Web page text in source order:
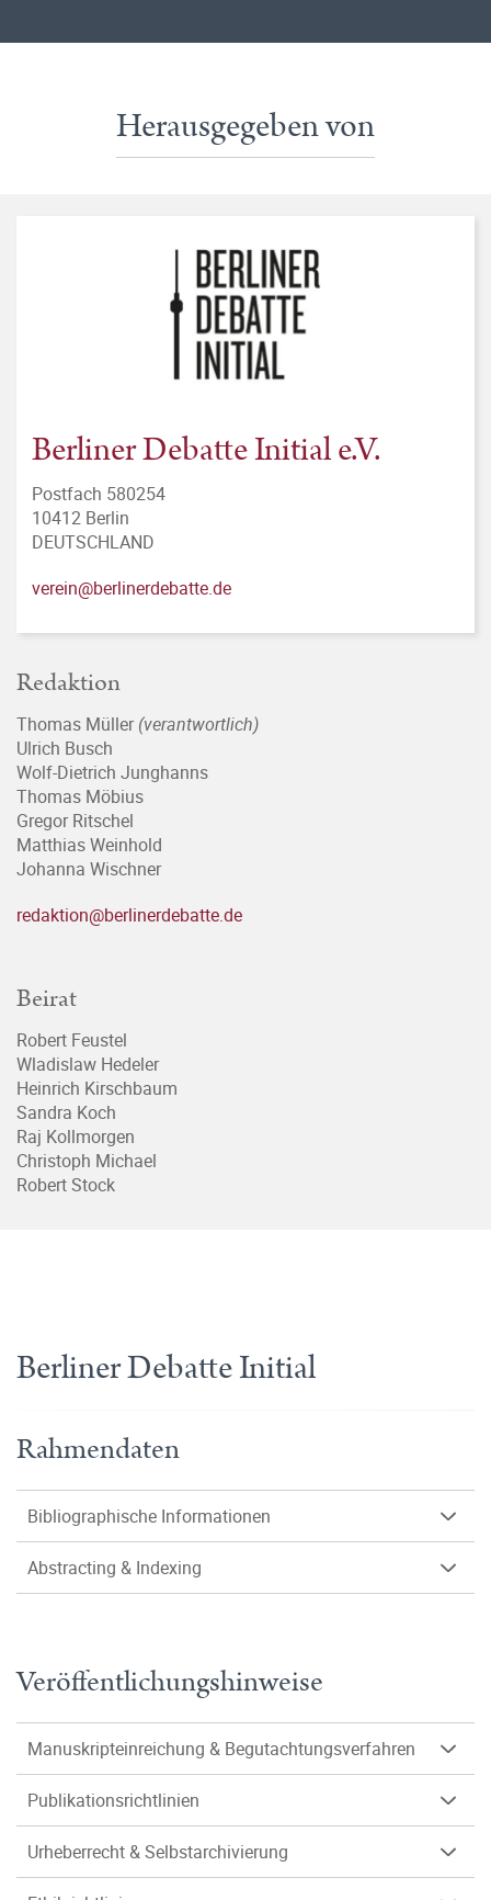
Herausgegeben von
Berliner Debatte Initial e.V.
Postfach 580254
10412 Berlin
DEUTSCHLAND
verein@berlinerdebatte.de
Redaktion
Thomas Müller(verantwortlich)
Ulrich Busch
Wolf-Dietrich Junghanns
Thomas Möbius
Gregor Ritschel
Matthias Weinhold
Johanna Wischner
redaktion@berlinerdebatte.de
Beirat
Robert Feustel
Wladislaw Hedeler
Heinrich Kirschbaum
Sandra Koch
Raj Kollmorgen
Christoph Michael
Robert Stock
Berliner Debatte Initial
Rahmendaten
Bibliographische Informationen
Abstracting & Indexing
Veröffentlichungshinweise
Manuskripteinreichung & Begutachtungsverfahren
Publikationsrichtlinien
Urheberrecht & Selbstarchivierung